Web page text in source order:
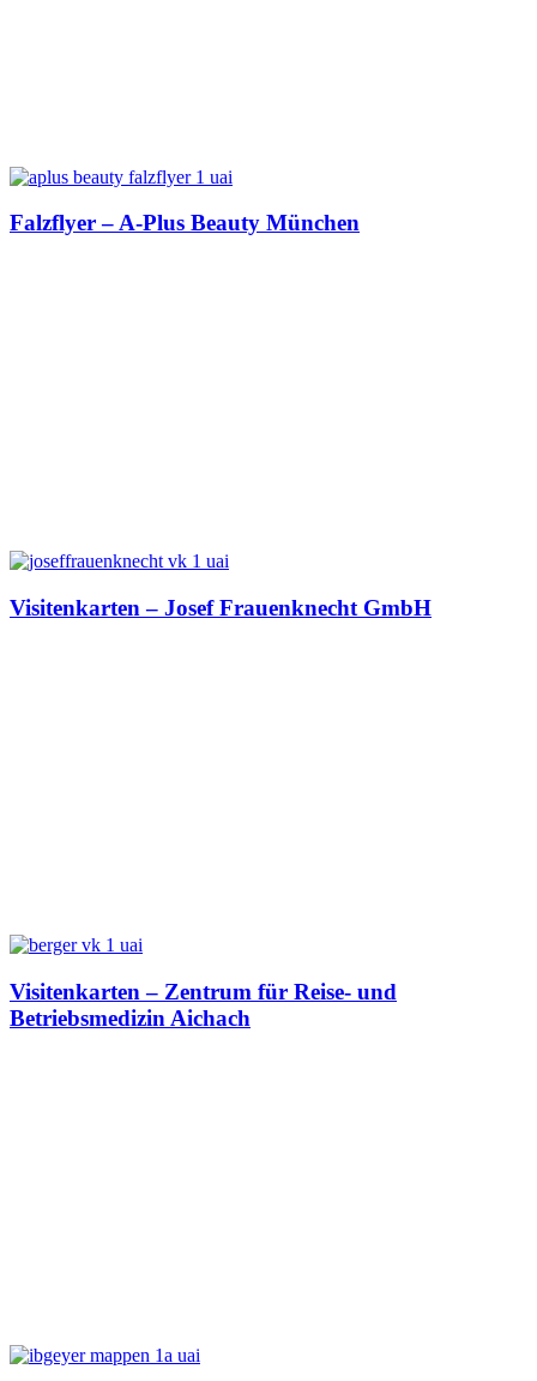
Falzflyer – A-Plus Beauty München
Visitenkarten – Josef Frauenknecht GmbH
Visitenkarten – Zentrum für Reise- und
Betriebsmedizin Aichach